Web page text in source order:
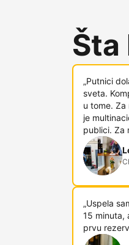
„Putnici
sveta.
u tome.
je
publici. Za
„Uspela
15 minuta,
prvu